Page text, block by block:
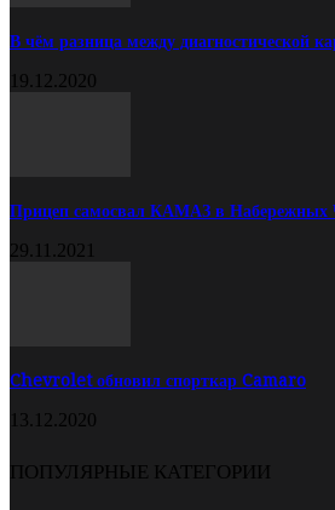
В чём разница между диагностической
19.12.2020
Прицеп самосвал КАМАЗ в Набережных
29.11.2021
Chevrolet обновил спорткар Camaro
13.12.2020
ПОПУЛЯРНЫЕ КАТЕГОРИИ